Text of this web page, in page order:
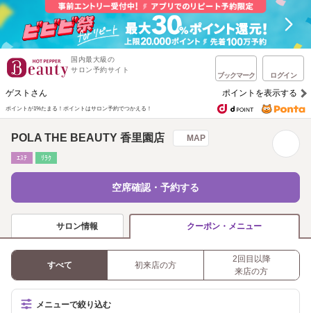
国内最大級の
サロン予約サイト
ブックマーク ログイン
ゲストさん ポイントを表示する
ポイントが1%たまる！ ポイントはサロン予約でつかえる！
POLA THE BEAUTY 香里園店 MAP
ｴｽﾃ ﾘﾗｸ
空席確認・予約する
サロン情報 クーポン・メニュー
すべて 初来店の方
2回目以降
来店の方
メニューで絞り込む